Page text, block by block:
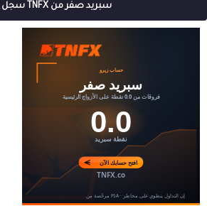
سبريد صفر من TNFX سجل الان